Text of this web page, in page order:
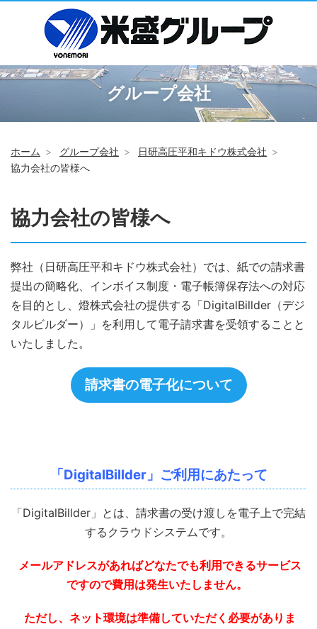
グループ会社
ホーム グループ会社
日研高圧平和キドウ株式会社
協力会社の皆様へ
協力会社の皆様へ
弊社（日研高圧平和キドウ株式会社）では、紙での請求書
提出の簡略化、インボイス制度・電子帳簿保存法への対応
を目的とし、燈株式会社の提供する「DigitalBillder（デジ
タルビルダー）」を利用して電子請求書を受領することと
いたしました。
請求書の電子化について
「DigitalBillder」ご利用にあたって
「DigitalBillder」とは、請求書の受け渡しを電子上で完結
するクラウドシステムです。
メールアドレスがあればどなたでも利用できるサービス
ですので費用は発生いたしません。
ただし、ネット環境は準備していただく必要がありま